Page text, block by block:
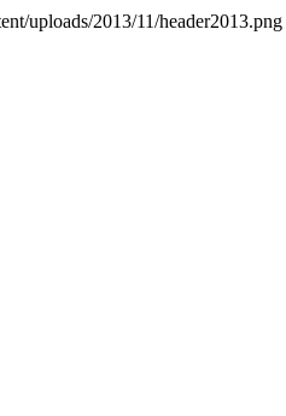
uploads/2013/11/header2013.png